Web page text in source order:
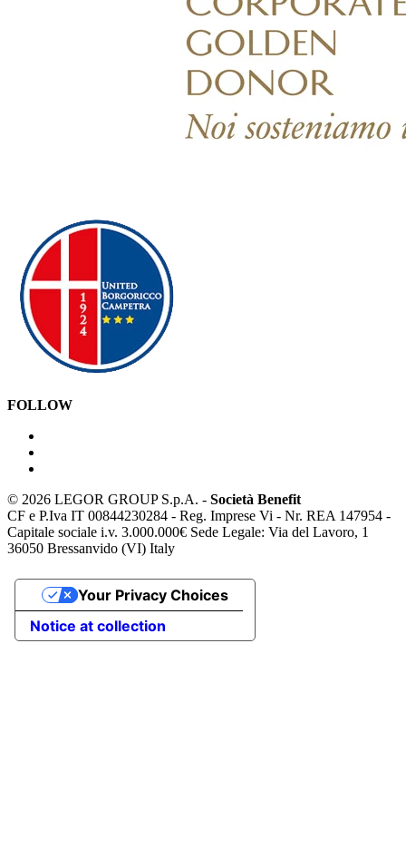
FOLLOW
© 2026 LEGOR GROUP S.p.A. - Società Benefit
CF e P.Iva IT 00844230284 - Reg. Imprese Vi - Nr. REA 147954 -
Capitale sociale i.v. 3.000.000€ Sede Legale: Via del Lavoro, 1
36050 Bressanvido (VI) Italy
Notice at collection
Your Privacy Choices